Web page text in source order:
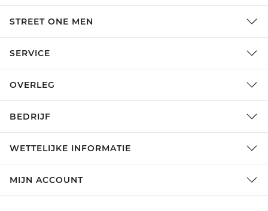
STREET ONE MEN
SERVICE
OVERLEG
BEDRIJF
WETTELIJKE INFORMATIE
MIJN ACCOUNT